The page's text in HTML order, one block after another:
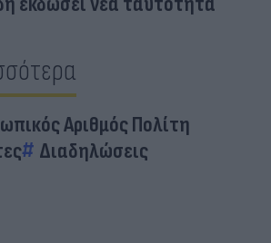
Αριθμός Πολίτη
Διαδηλώσεις